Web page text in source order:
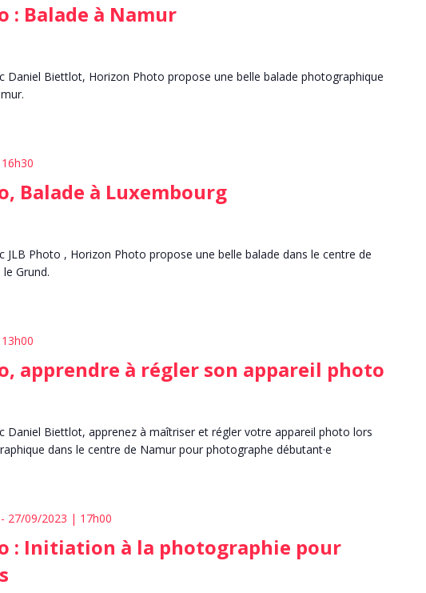
: Balade à Namur
Daniel Biettlot, Horizon Photo propose une belle balade photographique
Balade à Luxembourg
16h30
JLB Photo , Horizon Photo propose une belle balade dans le centre de
Grund.
apprendre à régler son appareil photo
13h00
Daniel Biettlot, apprenez à maîtriser et régler votre appareil photo lors
dans le centre de Namur pour photographe débutant·e
: Initiation à la photographie pour
- 27/09/2023 | 17h00